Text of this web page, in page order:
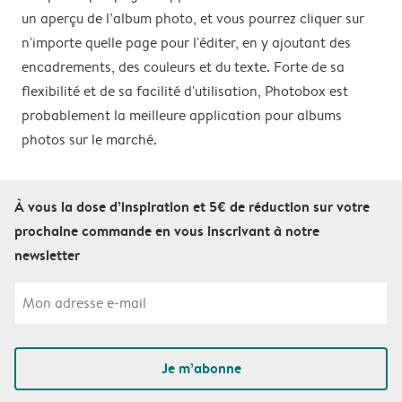
un aperçu de l’album photo, et vous pourrez cliquer sur
n'importe quelle page pour l'éditer, en y ajoutant des
encadrements, des couleurs et du texte. Forte de sa
flexibilité et de sa facilité d'utilisation, Photobox est
probablement la meilleure application pour albums
photos sur le marché.
À vous la dose d’inspiration et 5€ de réduction sur votre
prochaine commande en vous inscrivant à notre
newsletter
Je m’abonne